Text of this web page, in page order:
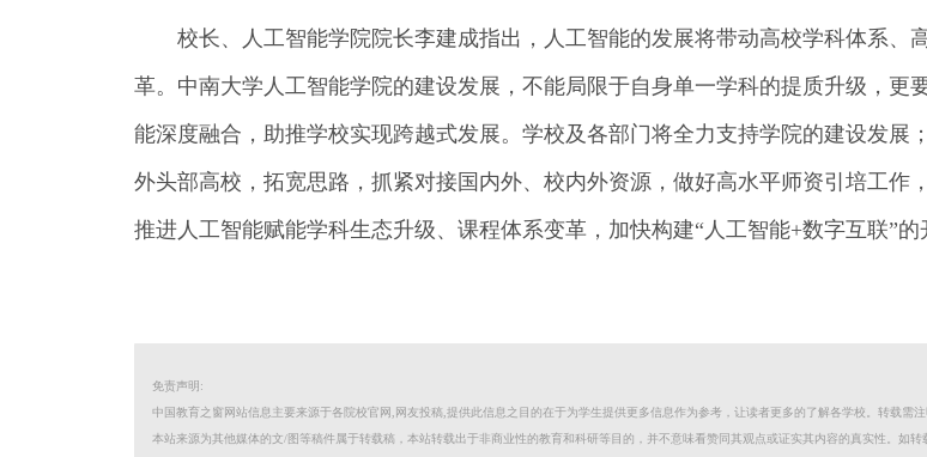
校长、人工智能学院院长李建成指出，人工智能的发展将带动高校学科体系、
革。中南大学人工智能学院的建设发展，不能局限于自身单一学科的提质升级，更
能深度融合，助推学校实现跨越式发展。学校及各部门将全力支持学院的建设发展
外头部高校，拓宽思路，抓紧对接国内外、校内外资源，做好高水平师资引培工作
推进人工智能赋能学科生态升级、课程体系变革，加快构建“人工智能+数字互联”的
免责声明:
中国教育之窗网站信息主要来源于各院校官网,网友投稿,提供此信息之目的在于为学生提供更多信息作为参考，让读者更多的了解各学校。转载需注
本站来源为其他媒体的文/图等稿件属于转载稿，本站转载出于非商业性的教育和科研等目的，并不意味看赞同其观点或证实其内容的真实性。如